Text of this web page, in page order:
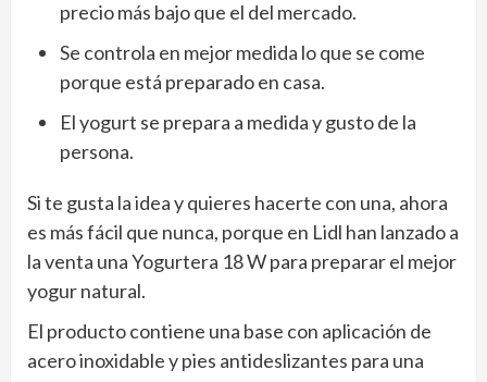
precio más bajo que el del mercado.
Se controla en mejor medida lo que se come
porque está preparado en casa.
El yogurt se prepara a medida y gusto de la
persona.
Si te gusta la idea y quieres hacerte con una, ahora
es más fácil que nunca, porque en Lidl han lanzado a
la venta una Yogurtera 18 W para preparar el mejor
yogur natural.
El producto contiene una base con aplicación de
acero inoxidable y pies antideslizantes para una